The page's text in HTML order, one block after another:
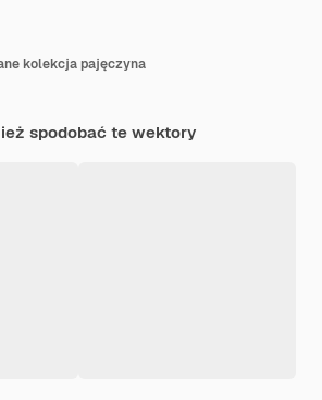
kolekcja pajęczyna
spodobać te wektory